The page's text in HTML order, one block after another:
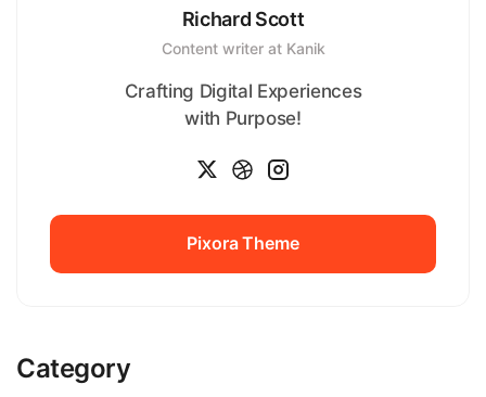
Richard Scott
Content writer at Kanik
Crafting Digital Experiences
with Purpose!
Pixora Theme
Category